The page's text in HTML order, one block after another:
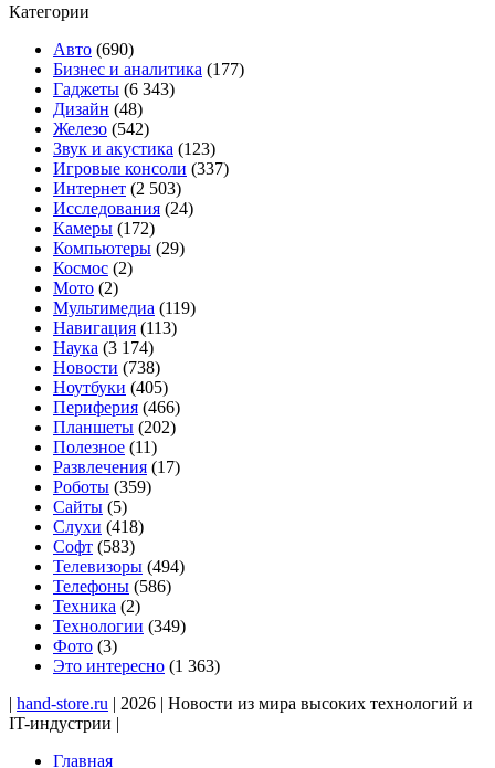
сенсорными
смартфонов
Категории
Авто (690)
Бизнес и аналитика (177)
Гаджеты (6 343)
Дизайн (48)
Железо (542)
Звук и акустика (123)
Игровые консоли (337)
Интернет (2 503)
Исследования (24)
Камеры (172)
Компьютеры (29)
Космос (2)
Мото (2)
Мультимедиа (119)
Навигация (113)
Наука (3 174)
Новости (738)
Ноутбуки (405)
Периферия (466)
Планшеты (202)
Полезное (11)
Развлечения (17)
Роботы (359)
Сайты (5)
Слухи (418)
Софт (583)
Телевизоры (494)
Телефоны (586)
Техника (2)
Технологии (349)
Фото (3)
Это интересно (1 363)
| hand-store.ru | 2026 | Новости из мира высоких технологий и
IT-индустрии |
Главная